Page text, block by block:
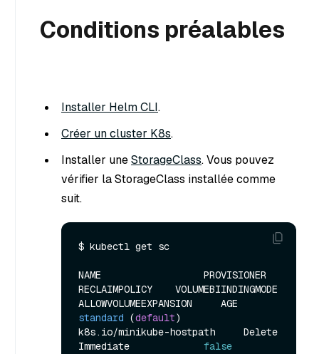
Conditions préalables
Installer Helm CLI.
Créer un cluster K8s.
Installer uneStorageClass. Vous pouvez
vérifier la StorageClass installée comme
suit.
$ kubectl get sc
NAME                  PROVISIONER
RECLAIMPOLICY    VOLUMEBIINDINGMODE
standard (default)
k8s.io/minikube-hostpath     Delete
Immediate false